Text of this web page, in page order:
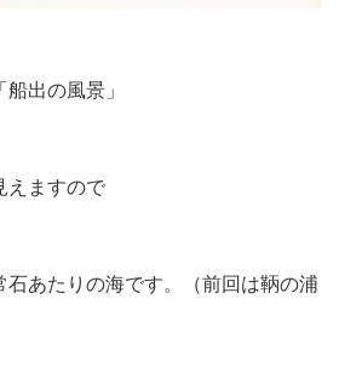
出の風景」
えますので
石あたりの海です。（前回は鞆の浦